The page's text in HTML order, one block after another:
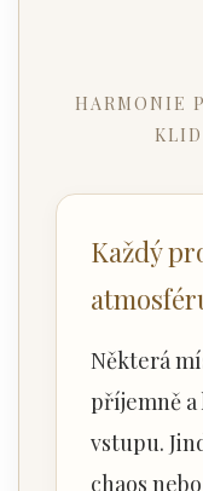
HARMONIE
Každý
Některá
příjemně
vstupu.
chaos